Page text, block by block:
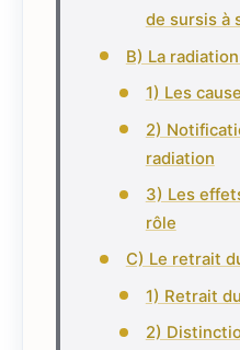
de sursis à
B) La
1) Les
2)
radiation
3) Les
rôle
C) Le retrait
1) Retrait
2)